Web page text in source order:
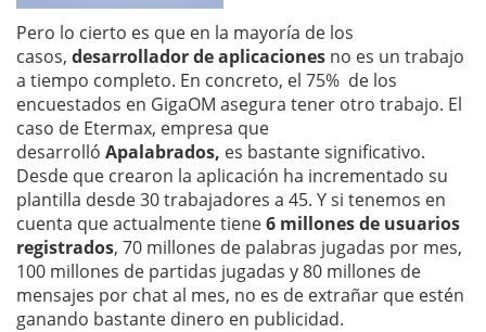
Pero lo cierto es que en la mayoría de los
casos, desarrollador de aplicaciones no es un trabajo
a tiempo completo. En concreto, el 75% de los
encuestados en GigaOM asegura tener otro trabajo. El
caso de Etermax, empresa que
desarrolló Apalabrados, es bastante significativo.
Desde que crearon la aplicación ha incrementado su
plantilla desde 30 trabajadores a 45. Y si tenemos en
cuenta que actualmente tiene6 millones de usuarios
registrados, 70 millones de palabras jugadas por mes,
100 millones de partidas jugadas y 80 millones de
mensajes por chat al mes, no es de extrañar que estén
ganando bastante dinero en publicidad.